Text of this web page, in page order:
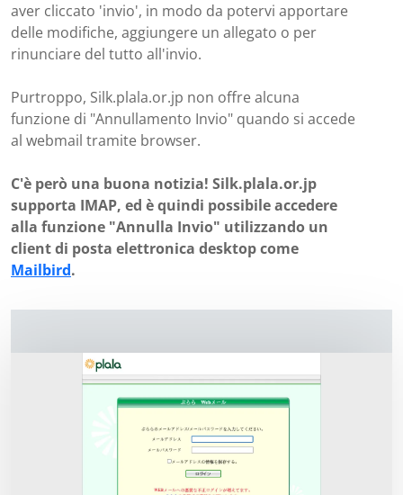
aver cliccato 'invio', in modo da potervi apportare
delle modifiche, aggiungere un allegato o per
rinunciare del tutto all'invio.
Purtroppo, Silk.plala.or.jp non offre alcuna
funzione di "Annullamento Invio" quando si accede
al webmail tramite browser.
C'è però una buona notizia! Silk.plala.or.jp
supporta IMAP, ed è quindi possibile accedere
alla funzione "Annulla Invio" utilizzando un
client di posta elettronica desktop come
Mailbird.